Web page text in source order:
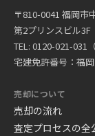
〒810-0041 福岡市
第2プリンスビル3F
TEL: 0120-021-031
宅建免許番号：福
売却について
売却の流れ
査定プロセスの全